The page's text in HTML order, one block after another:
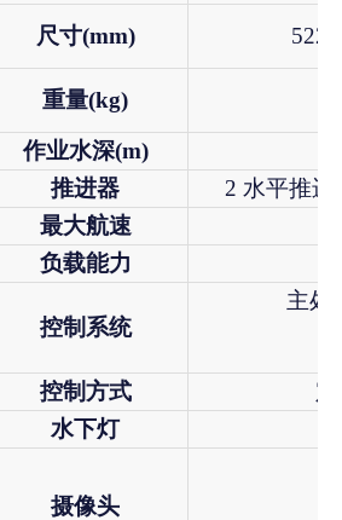
尺寸(mm) 522
重量(kg)
作业水深(m)
推进器
2 水平推
最大航速
负载能力
控制系统
主处
控制方式
水下灯
摄像头